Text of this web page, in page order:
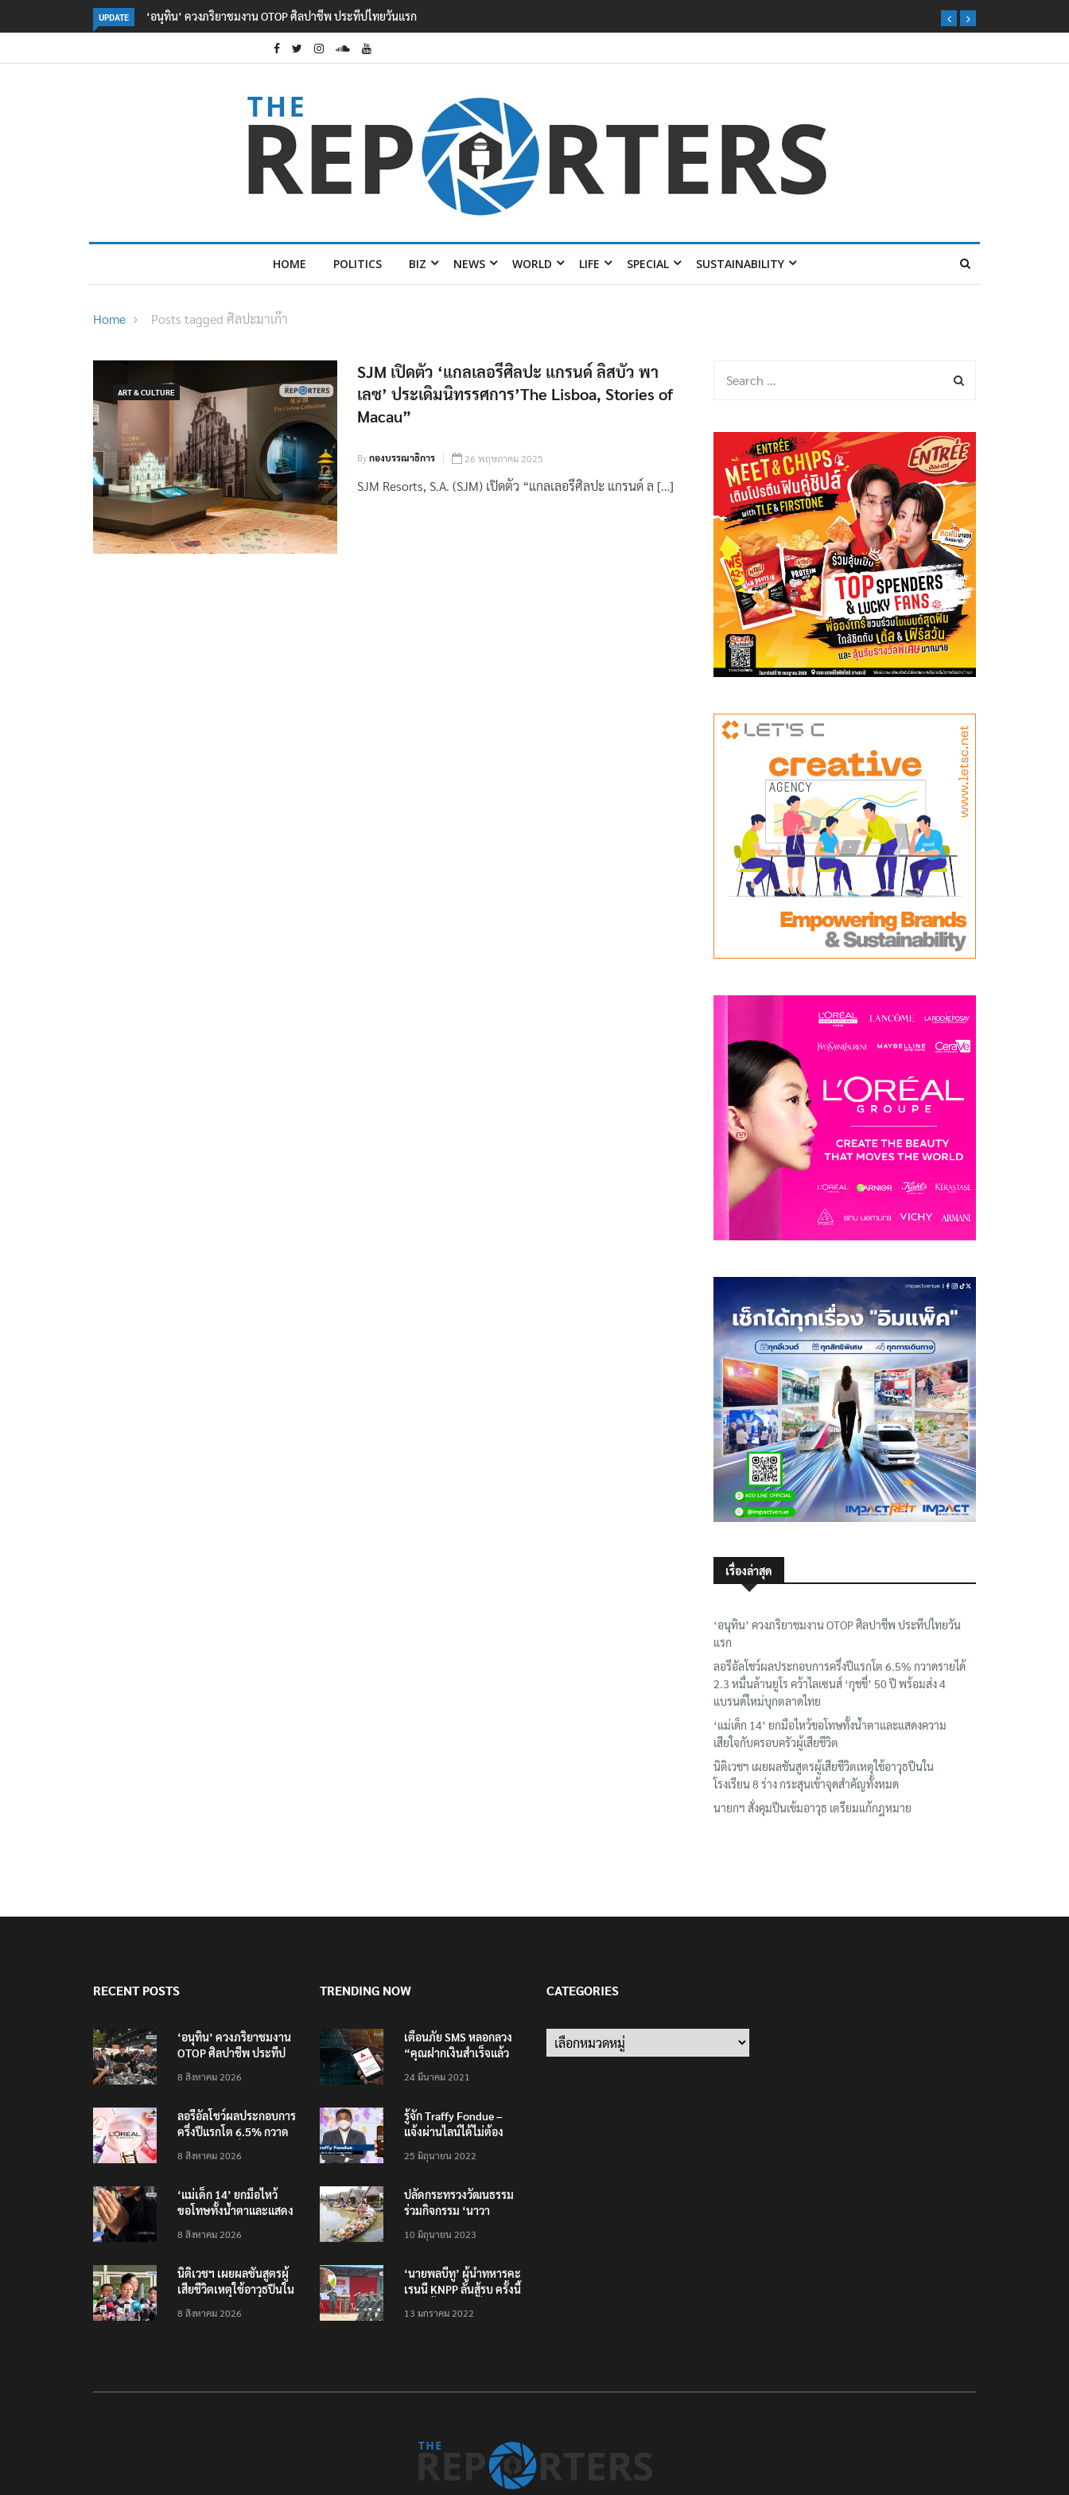
UPDATE
มงาน OTOP ศิลปาชีพ ประทีปไทยวันแรกลอรีอัลโชว์ผลประกอบการครึ่งปีแรกโต 6.5% กวาดรายได้
2.3 หมื่นล้านยูโร คว้าไลเซนส์ ‘กุชชี่’ 50 ปี พร้อมส่ง 4 แบรนด์
HOME POLITICS BIZ NEWS WORLD LIFE SPECIAL SUSTAINABILITY
Home Posts tagged ศิลปะมาเก๊า
ART & CULTURE
SJM เปิดตัว ‘แกลเลอรีศิลปะ แกรนด์ ลิสบัว พา
เลซ’ ประเดิมนิทรรศการ’The Lisboa, Stories of
Macau”
Byกองบรรณาธิการ 26 พฤษภาคม 2025
SJM Resorts, S.A. (SJM) เปิดตัว “แกลเลอรีศิลปะ แกรนด์ ล […]
เรื่องล่าสุด
‘อนุทิน’ ควงภริยาชมงาน OTOP ศิลปาชีพ ประทีปไทยวัน
แรก
ลอรีอัลโชว์ผลประกอบการครึ่งปีแรกโต 6.5% กวาดรายได้
2.3 หมื่นล้านยูโร คว้าไลเซนส์ ‘กุชชี่’ 50 ปี พร้อมส่ง 4
แบรนด์ใหม่บุกตลาดไทย
‘แม่เด็ก 14’ ยกมือไหว้ขอโทษทั้งน้ำตาและแสดงความ
เสียใจกับครอบครัวผู้เสียชีวิต
นิติเวชฯ เผยผลชันสูตรผู้เสียชีวิตเหตุใช้อาวุธปืนใน
โรงเรียน 8 ร่าง กระสุนเข้าจุดสำคัญทั้งหมด
นายกฯ สั่งคุมปืนเข้มอาวุธ เตรียมแก้กฎหมาย
RECENT POSTS
‘อนุทิน’ ควงภริยาชมงาน
OTOP ศิลปาชีพ ประทีป
8 สิงหาคม 2026
ลอรีอัลโชว์ผลประกอบการ
ครึ่งปีแรกโต 6.5% กวาด
คว้าไลเซนส์ ‘กุชชี่’ 50 ปี
ตลาดไทย
8 สิงหาคม 2026
‘แม่เด็ก 14’ ยกมือไหว้
ขอโทษทั้งน้ำตาและแสดง
เสียชีวิต
8 สิงหาคม 2026
นิติเวชฯ เผยผลชันสูตรผู้
เสียชีวิตเหตุใช้อาวุธปืนใน
จุดสำคัญทั้งหมด
8 สิงหาคม 2026
TRENDING NOW
เตือนภัย SMS หลอกลวง
“คุณฝากเงินสำเร็จแล้ว
200,000 บาท”
24 มีนาคม 2021
รู้จัก Traffy Fondue –
แจ้งผ่านไลน์ได้ไม่ต้อง
ทั่วไทย ไม่ใช่แค่ในกรุง
25 มิถุนายน 2022
ปลัดกระทรวงวัฒนธรรม
ร่วมกิจกรรม ‘นาวา
ตักบาตรทางน้ำ
10 มิถุนายน 2023
‘นายพลบีทู’ ผู้นำทหารคะ
เรนนี KNPP ลั่นสู้รบ ครั้งนี้
ประชาชนต้องชนะ
13 มกราคม 2022
CATEGORIES
Categories